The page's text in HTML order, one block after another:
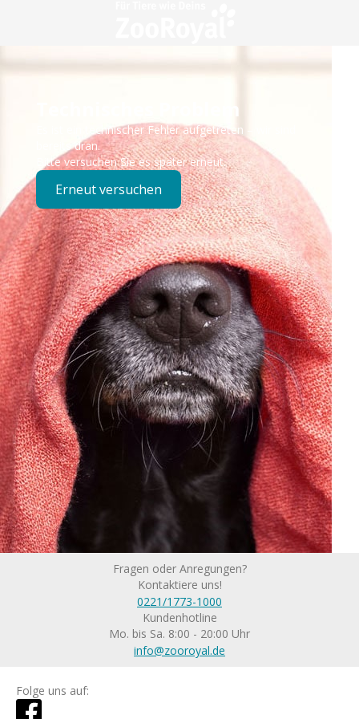
Technisches Problem
Es ist ein technischer Fehler aufgetreten – wir sind
bereits dran.
Bitte versuchen Sie es später erneut.
Erneut versuchen
Fragen oder Anregungen?
Kontaktiere uns!
0221/1773-1000
Kundenhotline
Mo. bis Sa. 8:00 - 20:00 Uhr
info@zooroyal.de
Folge uns auf: